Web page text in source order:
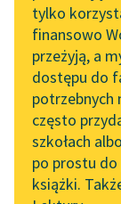
Zapraszamy na
online z
literatury
Spotkanie z
Tunkiel w Oslo
102. lata temu
Joseph Conrad
tylko
finansowo
przeżyją, a
dostępu do
potrzebnych
często
szkołach
po prostu do
książki.